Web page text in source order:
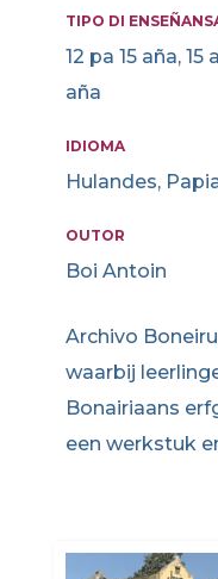
TIPO DI
12 pa 15 aña,
aña
IDIOMA
Hulandes,
OUTOR
Boi Antoin
Archivo
waarbij
Bonairiaans
een werkstuk